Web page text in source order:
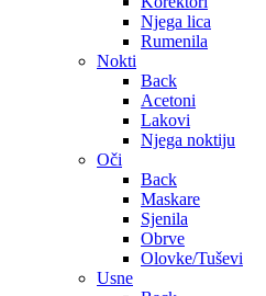
Njega lica
Rumenila
Nokti
Back
Acetoni
Lakovi
Njega noktiju
Oči
Back
Maskare
Sjenila
Obrve
Olovke/Tuševi
Usne